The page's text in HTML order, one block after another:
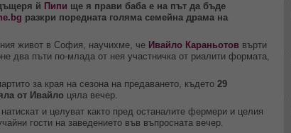
й Пипи ще я прави баба е на път да бъде
разкри поредната голяма семейна драма на
живот в София, научихме, че Ивайло Караньотов върти
два пъти по-млада от нея участничка от риалити формата,
за края на сезона на предаването, където 29
от Ивайло цяла вечер.
и целуват както пред останалите фермери и целия
гости на заведението във въпросната вечер.